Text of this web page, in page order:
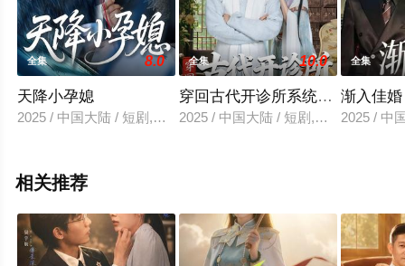
全集 8.0
天降小孕媳
2025 / 中国大陆 / 短剧,现代都市
全集 10.0
穿回古代开诊所系统助我救苍生
2025 / 中国大陆 / 短剧,年代穿越
全集
渐入佳婚
2025 / 中
相关推荐